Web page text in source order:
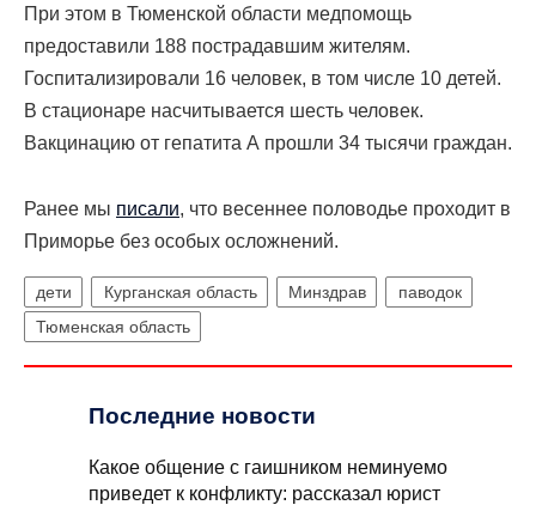
При этом в Тюменской области медпомощь
предоставили 188 пострадавшим жителям.
Госпитализировали 16 человек, в том числе 10 детей.
В стационаре насчитывается шесть человек.
Вакцинацию от гепатита А прошли 34 тысячи граждан.
Ранее мы писали, что весеннее половодье проходит в
Приморье без особых осложнений.
дети Курганская область Минздрав
паводок
Тюменская область
Последние новости
Какое общение с гаишником неминуемо
приведет к конфликту: рассказал юрист